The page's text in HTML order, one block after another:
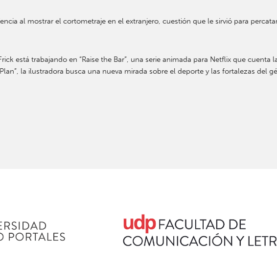
al mostrar el cortometraje en el extranjero, cuestión que le sirvió para
está trabajando en “Raise the Bar”, una serie animada para Netflix que
la ilustradora busca una nueva mirada sobre el deporte y las fortalezas del